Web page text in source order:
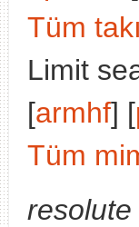
Tüm
Limit
[armhf] [
Tüm
resolute